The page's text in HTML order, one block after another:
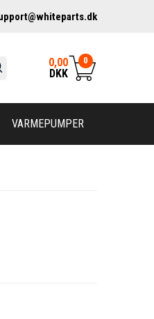
0,00
DKK
0
VARMEPUMPER